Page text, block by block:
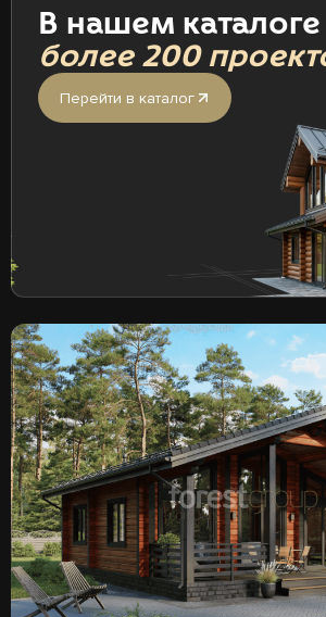
В нашем каталоге
более 200
Перейти в каталог